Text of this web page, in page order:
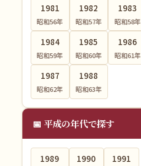
1981
昭和56年
1982
昭和57年
1983
昭和58年
1984
昭和59年
1985
昭和60年
1986
昭和61年
1987
昭和62年
1988
昭和63年
📅 平成の年代で探す
1989 1990 1991